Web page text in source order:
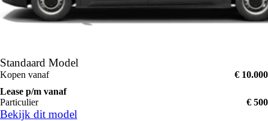
Standaard Model
Kopen vanaf
€ 10.000
Lease p/m vanaf
Particulier
€ 500
Bekijk dit model